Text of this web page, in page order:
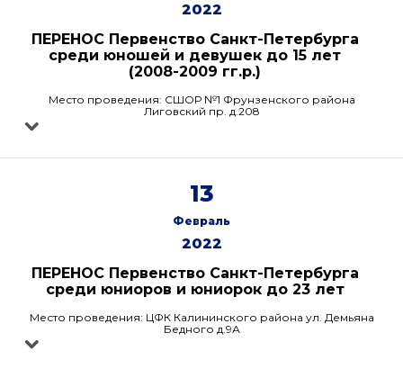
2022
ПЕРЕНОС Первенство Санкт-Петербурга
среди юношей и девушек до 15 лет
(2008-2009 гг.р.)
Место проведения: СШОР №1 Фрунзенского района
Лиговский пр. д.208
13
Февраль
2022
ПЕРЕНОС Первенство Санкт-Петербурга
среди юниоров и юниорок до 23 лет
Место проведения: ЦФК Калининского района ул. Демьяна
Бедного д.9А